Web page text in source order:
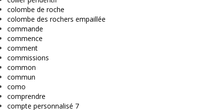
colombe de roche
colombe des rochers empaillée
commande
commence
comment
commissions
common
commun
como
comprendre
compte personnalisé 7